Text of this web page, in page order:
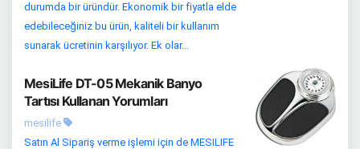
durumda bir üründür. Ekonomik bir fiyatla elde
edebileceğiniz bu ürün, kaliteli bir kullanım
sunarak ücretinin karşılıyor. Ek olar...
MesiLife DT-05 Mekanik Banyo
Tartısı Kullanan Yorumları
mesilife
Satın Al Sipariş verme işlemi için de MESILIFE